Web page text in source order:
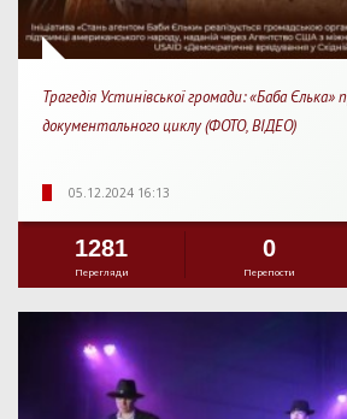
Трагедія Устинівської громади: «Баба Єлька»
документального циклу (ФОТО, ВІДЕО)
05.12.2024 16:13
1281
Перегляди
0
Перепости